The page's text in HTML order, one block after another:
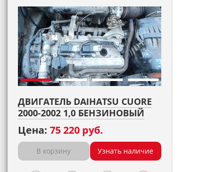
ДВИГАТЕЛЬ DAIHATSU CUORE
2000-2002 1,0 БЕНЗИНОВЫЙ
Цена: 75 220 руб.
В корзину Узнать наличие